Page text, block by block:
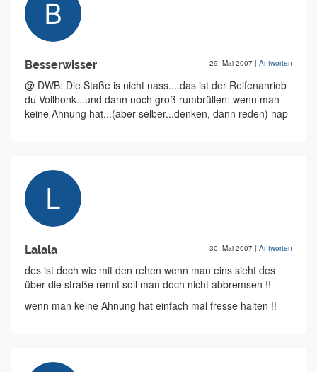
Besserwisser 29. Mai 2007 | Antworten
@ DWB: Die Staße is nicht nass....das ist der Reifenanrieb
du Vollhonk...und dann noch groß rumbrüllen: wenn man
keine Ahnung hat...(aber selber...denken, dann reden) nap
Lalala 30. Mai 2007 | Antworten
des ist doch wie mit den rehen wenn man eins sieht des
über die straße rennt soll man doch nicht abbremsen !!
wenn man keine Ahnung hat einfach mal fresse halten !!